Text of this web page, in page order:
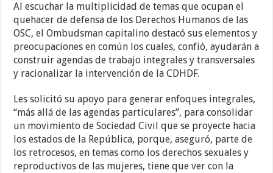
Al escuchar la multiplicidad de temas que ocupan el
quehacer de defensa de los Derechos Humanos de las
OSC, el Ombudsman capitalino destacó sus elementos y
preocupaciones en común los cuales, confió, ayudarán a
construir agendas de trabajo integrales y transversales
y racionalizar la intervención de la CDHDF.
Les solicitó su apoyo para generar enfoques integrales,
“más allá de las agendas particulares”, para consolidar
un movimiento de Sociedad Civil que se proyecte hacia
los estados de la República, porque, aseguró, parte de
los retrocesos, en temas como los derechos sexuales y
reproductivos de las mujeres, tiene que ver con la